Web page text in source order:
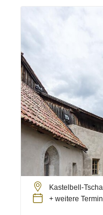
Kastelbell-
+ weitere